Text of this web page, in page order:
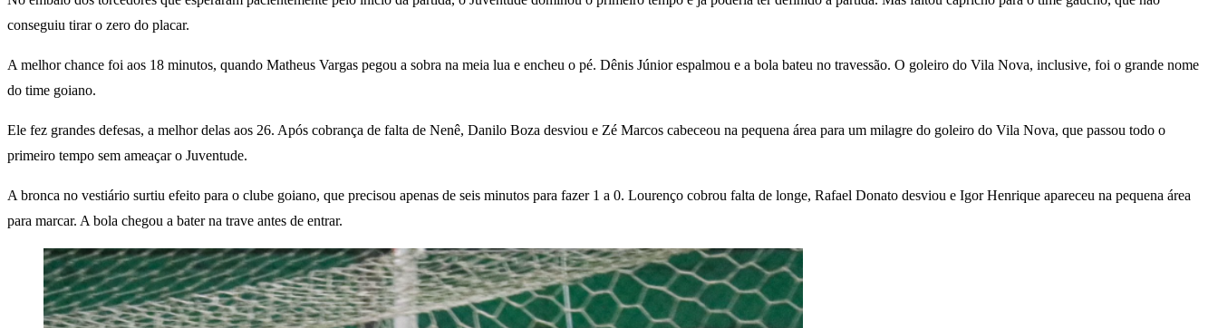
conseguiu tirar o zero do placar.
A melhor chance foi aos 18 minutos, quando Matheus Vargas pegou a sobra na meia lua e encheu o pé. Dênis Júnior espalmou e a bola bateu no travessão. O goleiro do Vila Nova, inclusive, foi o grande nome
do time goiano.
Ele fez grandes defesas, a melhor delas aos 26. Após cobrança de falta de Nenê, Danilo Boza desviou e Zé Marcos cabeceou na pequena área para um milagre do goleiro do Vila Nova, que passou todo o
primeiro tempo sem ameaçar o Juventude.
A bronca no vestiário surtiu efeito para o clube goiano, que precisou apenas de seis minutos para fazer 1 a 0. Lourenço cobrou falta de longe, Rafael Donato desviou e Igor Henrique apareceu na pequena área
para marcar. A bola chegou a bater na trave antes de entrar.